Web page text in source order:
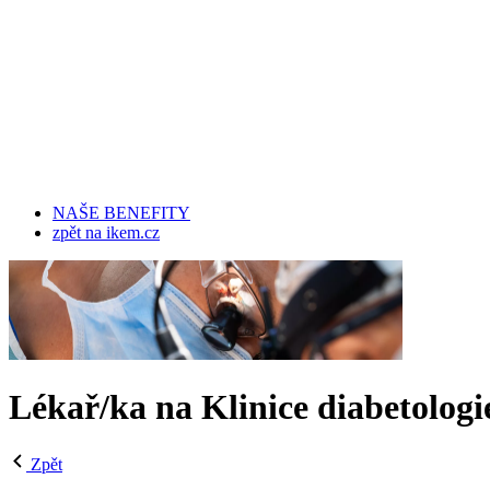
NAŠE BENEFITY
zpět na ikem.cz
Lékař/ka na Klinice
Zpět